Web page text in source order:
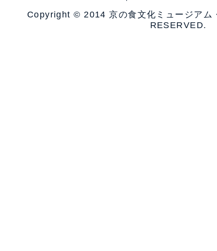
Copyright © 2014 京の食文化ミュージア
RESERVED.